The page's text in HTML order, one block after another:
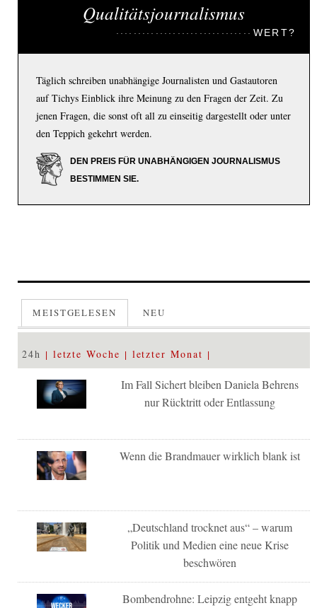
Qualitätsjournalismus
WERT?
Täglich schreiben unabhängige Journalisten und Gastautoren
auf Tichys Einblick ihre Meinung zu den Fragen der Zeit. Zu
jenen Fragen, die sonst oft all zu einseitig dargestellt oder unter
den Teppich gekehrt werden.
DEN PREIS FÜR UNABHÄNGIGEN JOURNALISMUS
BESTIMMEN SIE.
MEISTGELESEN NEU
24h letzte Woche letzter Monat
Im Fall Sichert bleiben Daniela Behrens
nur Rücktritt oder Entlassung
Wenn die Brandmauer wirklich blank ist
„Deutschland trocknet aus“ – warum
Politik und Medien eine neue Krise
beschwören
Bombendrohne: Leipzig entgeht knapp